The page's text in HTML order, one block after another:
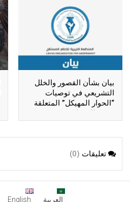
بيان بشأن القصور والخلل
التشريعي في توصيات
“الحوار المهيكل” المتعلقة
بحرية الصحافة
تعليقات (0)
العربية English